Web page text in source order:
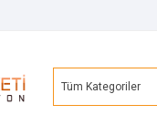
Tüm Kategoriler